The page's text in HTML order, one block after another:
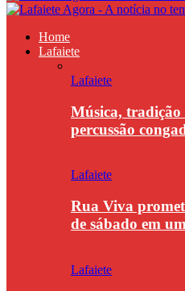
Home
Lafaiete
Lafaiete
Música, tradição
percussão
Lafaiete
Rua Viva
de sábado em
Lafaiete